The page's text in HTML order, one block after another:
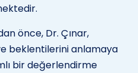
önce, Dr. Çınar,
beklentilerini anlamaya
bir değerlendirme